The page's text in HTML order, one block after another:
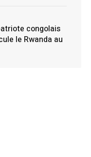
congolais
le Rwanda au